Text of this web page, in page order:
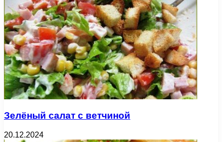
Зелёный салат с ветчиной
20.12.2024